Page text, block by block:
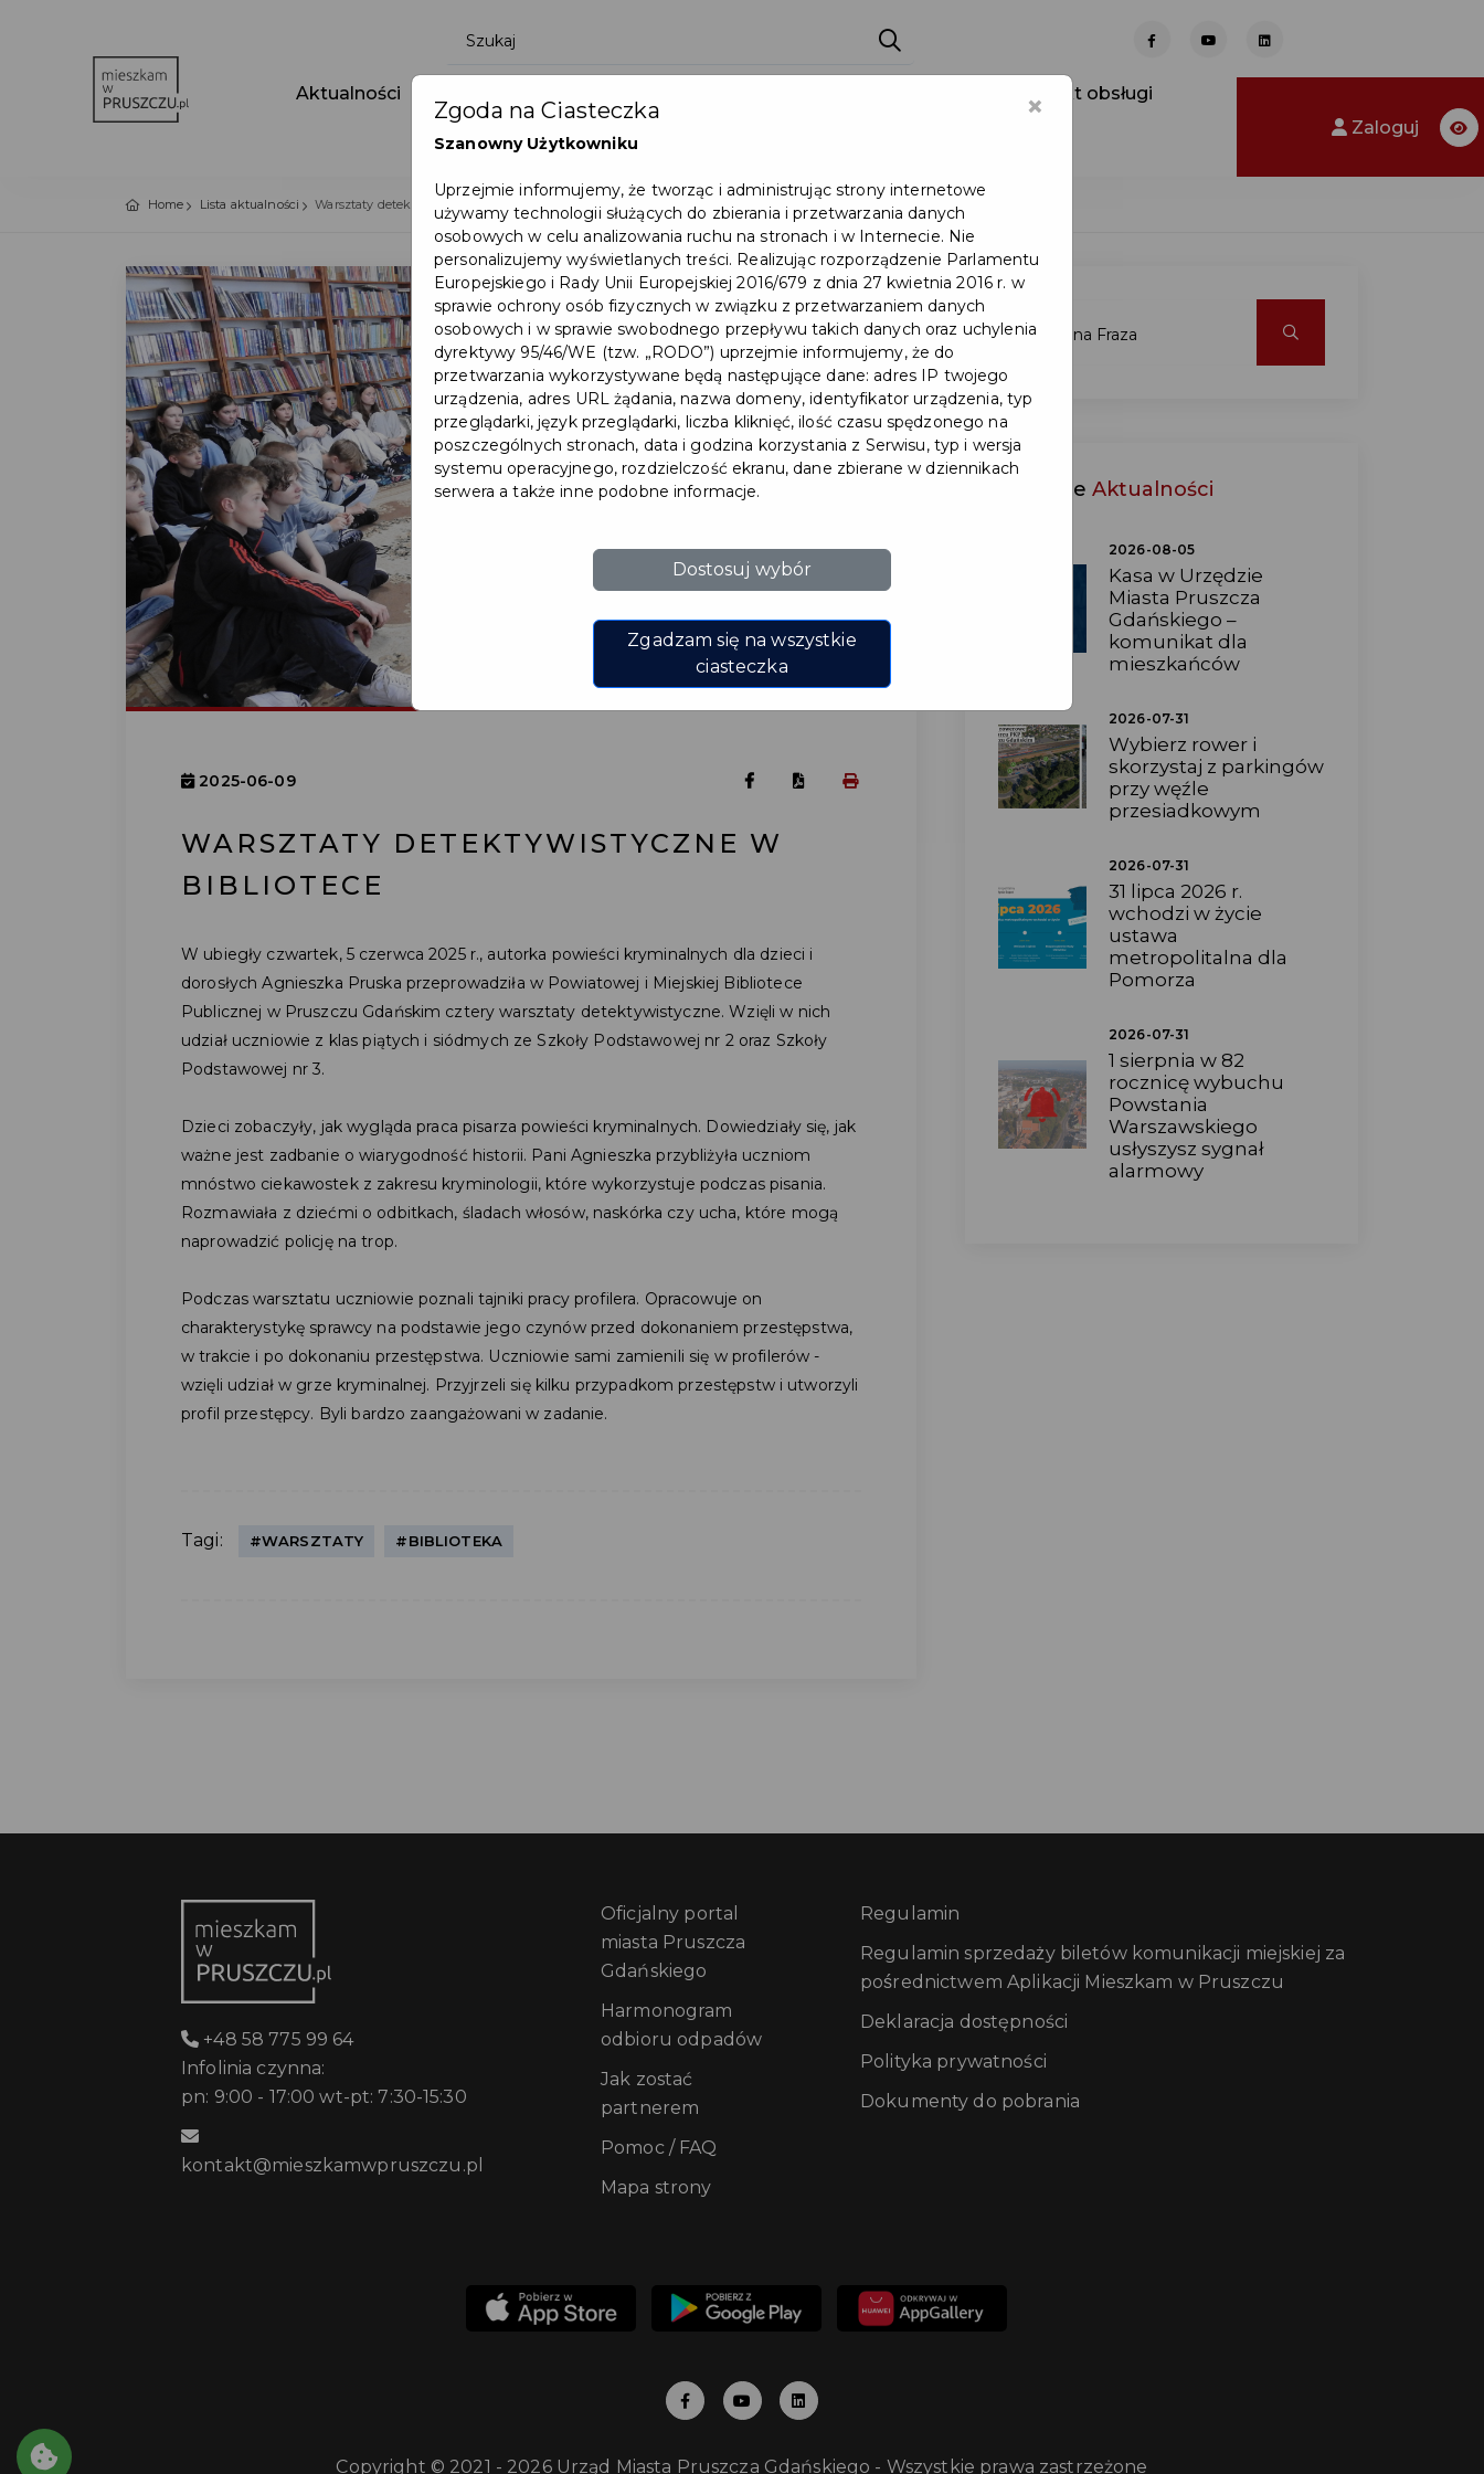
Aktualności Punkt obsługi
Dokumenty
Zaloguj
Home Lista aktualności Warsztaty detektywistyczne w bibliotece
2025-06-09
WARSZTATY DETEKTYWISTYCZNE W
BIBLIOTECE
W ubiegły czwartek, 5 czerwca 2025 r., autorka powieści kryminalnych dla dzieci i
dorosłych Agnieszka Pruska przeprowadziła w Powiatowej i Miejskiej Bibliotece
Publicznej w Pruszczu Gdańskim cztery warsztaty detektywistyczne. Wzięli w nich
udział uczniowie z klas piątych i siódmych ze Szkoły Podstawowej nr 2 oraz Szkoły
Podstawowej nr 3.
Dzieci zobaczyły, jak wygląda praca pisarza powieści kryminalnych. Dowiedziały się, jak
ważne jest zadbanie o wiarygodność historii. Pani Agnieszka przybliżyła uczniom
mnóstwo ciekawostek z zakresu kryminologii, które wykorzystuje podczas pisania.
Rozmawiała z dziećmi o odbitkach, śladach włosów, naskórka czy ucha, które mogą
naprowadzić policję na trop.
Podczas warsztatu uczniowie poznali tajniki pracy profilera. Opracowuje on
charakterystykę sprawcy na podstawie jego czynów przed dokonaniem przestępstwa,
w trakcie i po dokonaniu przestępstwa. Uczniowie sami zamienili się w profilerów -
wzięli udział w grze kryminalnej. Przyjrzeli się kilku przypadkom przestępstw i utworzyli
profil przestępcy. Byli bardzo zaangażowani w zadanie.
Tagi: #WARSZTATY #BIBLIOTEKA
Ostatnie Aktualności
2026-08-05
Kasa w Urzędzie
Miasta Pruszcza
Gdańskiego –
komunikat dla
mieszkańców
2026-07-31
Wybierz rower i
skorzystaj z parkingów
przy węźle
przesiadkowym
2026-07-31
31 lipca 2026 r.
wchodzi w życie
ustawa
metropolitalna dla
Pomorza
2026-07-31
1 sierpnia w 82
rocznicę wybuchu
Powstania
Warszawskiego
usłyszysz sygnał
alarmowy
+48 58 775 99 64
Infolinia czynna:
pn: 9:00 - 17:00 wt-pt: 7:30-15:30
kontakt@mieszkamwpruszczu.pl
Oficjalny portal
miasta Pruszcza
Gdańskiego
Harmonogram
odbioru odpadów
Jak zostać
partnerem
Pomoc / FAQ
Mapa strony
Regulamin
Regulamin sprzedaży biletów komunikacji miejskiej za
pośrednictwem Aplikacji Mieszkam w Pruszczu
Deklaracja dostępności
Polityka prywatności
Dokumenty do pobrania
Copyright © 2021 - 2026 Urząd Miasta Pruszcza Gdańskiego - Wszystkie prawa zastrzeżone
×
Zgoda na Ciasteczka
Szanowny Użytkowniku
Uprzejmie informujemy, że tworząc i administrując strony internetowe
używamy technologii służących do zbierania i przetwarzania danych
osobowych w celu analizowania ruchu na stronach i w Internecie. Nie
personalizujemy wyświetlanych treści. Realizując rozporządzenie Parlamentu
Europejskiego i Rady Unii Europejskiej 2016/679 z dnia 27 kwietnia 2016 r. w
sprawie ochrony osób fizycznych w związku z przetwarzaniem danych
osobowych i w sprawie swobodnego przepływu takich danych oraz uchylenia
dyrektywy 95/46/WE (tzw. „RODO”) uprzejmie informujemy, że do
przetwarzania wykorzystywane będą następujące dane: adres IP twojego
urządzenia, adres URL żądania, nazwa domeny, identyfikator urządzenia, typ
przeglądarki, język przeglądarki, liczba kliknięć, ilość czasu spędzonego na
poszczególnych stronach, data i godzina korzystania z Serwisu, typ i wersja
systemu operacyjnego, rozdzielczość ekranu, dane zbierane w dziennikach
serwera a także inne podobne informacje.
Dostosuj wybór
Zgadzam się na wszystkie
ciasteczka